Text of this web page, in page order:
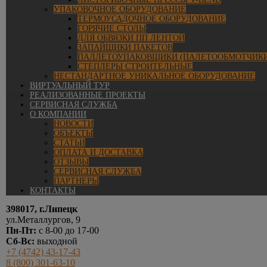
УПАКОВОЧНОЕ ОБОРУДОВАНИЕ
ТЕРМОУСАДОЧНОЕ ОБОРУДОВАНИЕ
ГОРЯЧИЕ СТОЛЫ
ДЛЯ ОБВЯЗКИ ПП ЛЕНТОЙ
ЗАПАЙЩИКИ ПАКЕТОВ
ПАЛЛЕТОУПАКОВЩИКИ
СТЕПЛЕРЫ СТРОИТЕЛЬНЫЕ
НЕСТАНДАРТНОЕ УНИКАЛЬНОЕ ОБОРУДОВАНИЕ
ВИРТУАЛЬНЫЙ ТУР
РЕАЛИЗОВАННЫЕ ПРОЕКТЫ
СЕРВИСНАЯ СЛУЖБА
О КОМПАНИИ
НОВОСТИ
ОБЪЕКТЫ
СТАТЬИ
ОПЛАТА И ДОСТАВКА
ОТЗЫВЫ
СЕРВИСНАЯ СЛУЖБА
ПАРТНЕРЫ
КОНТАКТЫ
398017, г.Липецк
ул.Металлургов, 9
Пн-Пт: с 8-00 до 17-00
Сб-Вс: выходной
+7 (4742) 43-17-43
8 (800) 301-63-10